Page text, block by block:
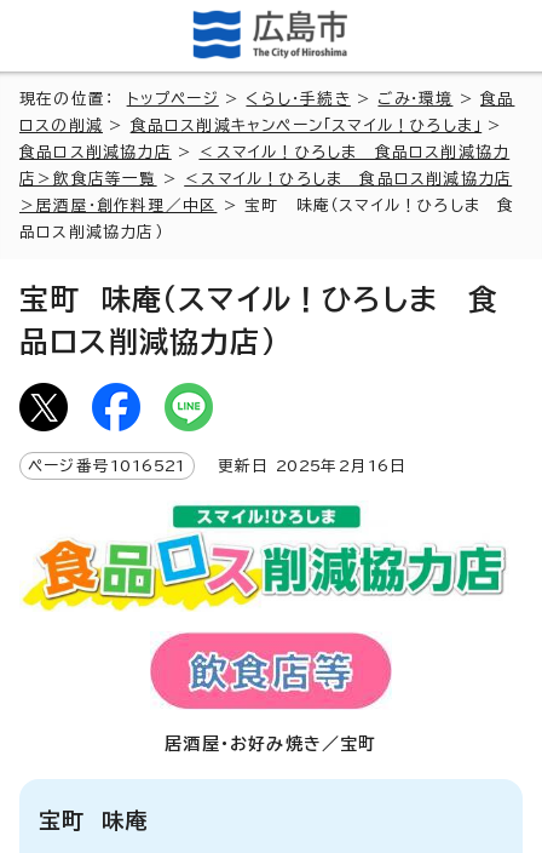
現在の位置： トップページ > くらし・手続き > ごみ・環境 >食品
ロスの削減 > 食品ロス削減キャンペーン「スマイル！ひろしま」
>
食品ロス削減協力店
>
＜スマイル！ひろしま 食品ロス削減協力
店＞飲食店等一覧
>
＜スマイル！ひろしま 食品ロス削減協力店
＞居酒屋・創作料理／中区
> 宝町 味庵（スマイル！ひろしま 食
品ロス削減協力店）
宝町 味庵（スマイル！ひろしま 食
品ロス削減協力店）
ページ番号 1016521 更新日 2025年2月 16 日
居酒屋・お好み焼き／宝町
宝町 味庵